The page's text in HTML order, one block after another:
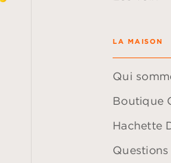
LA MAISON
Qui
Boutique
Hachette